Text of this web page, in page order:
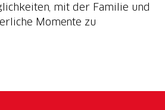
mit der Familie und
Momente zu